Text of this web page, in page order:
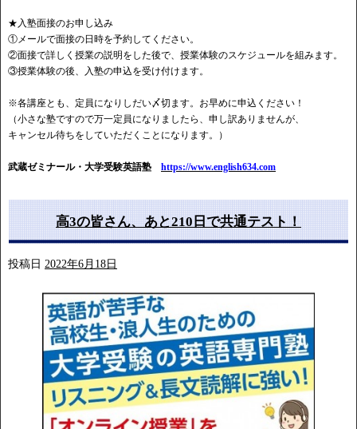
★入塾面接のお申し込み
①メールで面接の日時を予約してください。
②面接で詳しく授業の説明をした後で、授業体験のスケジュールを組みます。
③授業体験の後、入塾の申込を受け付けます。
※各講座とも、定員になりしだい〆切ます。お早めに申込ください！
（小さな塾ですので万一定員になりましたら、申し訳ありませんが、
キャンセル待ちをしていただくことになります。）
武蔵ゼミナール・大学受験英語塾 https://www.english634.com
高3の皆さん、あと210日で共通テスト！
投稿日 2022年6月18日